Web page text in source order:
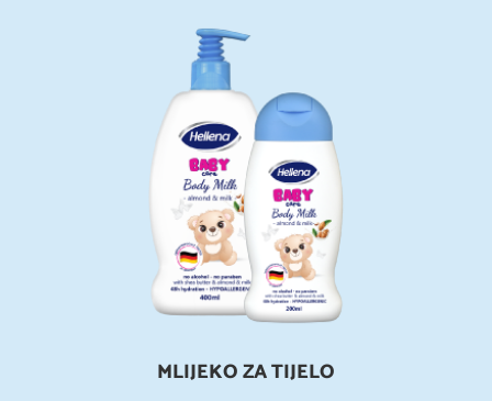
MLIJEKO ZA TIJELO